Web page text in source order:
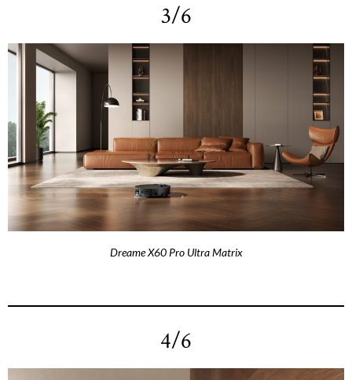
3/6
Dreame X60 Pro Ultra Matrix
4/6